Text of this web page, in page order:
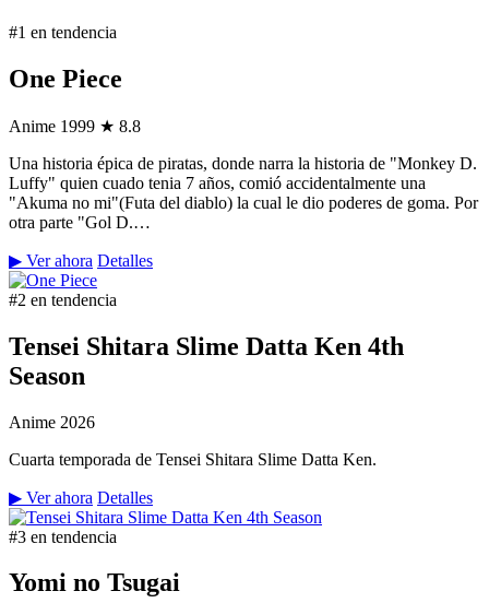
#1 en tendencia
One Piece
Anime 1999 ★ 8.8
Una historia épica de piratas, donde narra la historia de "Monkey D.
Luffy" quien cuado tenia 7 años, comió accidentalmente una
"Akuma no mi"(Futa del diablo) la cual le dio poderes de goma. Por
otra parte "Gol D.…
▶ Ver ahora Detalles
#2 en tendencia
Tensei Shitara Slime Datta Ken 4th
Season
Anime 2026
Cuarta temporada de Tensei Shitara Slime Datta Ken.
▶ Ver ahora Detalles
#3 en tendencia
Yomi no Tsugai